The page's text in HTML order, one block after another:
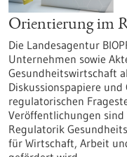
Orientierung im
Die Landesagentur
Unternehmen sowie
Gesundheitswirtschaft
Diskussionspapiere
regulatorischen
Veröffentlichungen sind
Regulatorik
für Wirtschaft, Arbeit